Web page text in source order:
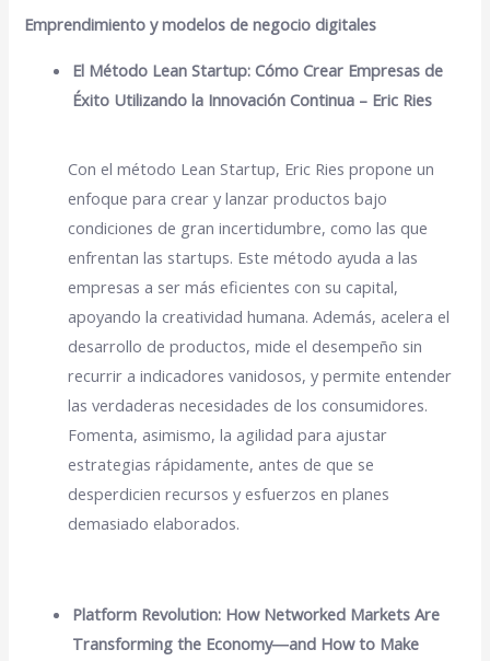
Emprendimiento y modelos de negocio digitales
El Método Lean Startup: Cómo Crear Empresas de
Éxito Utilizando la Innovación Continua – Eric Ries
Con el método Lean Startup, Eric Ries propone un
enfoque para crear y lanzar productos bajo
condiciones de gran incertidumbre, como las que
enfrentan las startups. Este método ayuda a las
empresas a ser más eficientes con su capital,
apoyando la creatividad humana. Además, acelera el
desarrollo de productos, mide el desempeño sin
recurrir a indicadores vanidosos, y permite entender
las verdaderas necesidades de los consumidores.
Fomenta, asimismo, la agilidad para ajustar
estrategias rápidamente, antes de que se
desperdicien recursos y esfuerzos en planes
demasiado elaborados.
Platform Revolution: How Networked Markets Are
Transforming the Economy―and How to Make